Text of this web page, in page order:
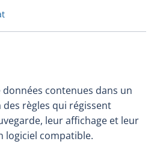
contenues dans un
règles qui régissent
leur affichage et leur
logiciel compatible.